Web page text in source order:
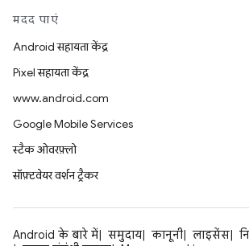
मदद पाएं
Android सहायता केंद्र
Pixel सहायता केंद्र
www.android.com
Google Mobile Services
स्टैक ओवरफ़्लो
सॉफ़्टवेयर वर्शन ट्रैकर
Android के बारे में समुदाय कानूनी लाइसेंस